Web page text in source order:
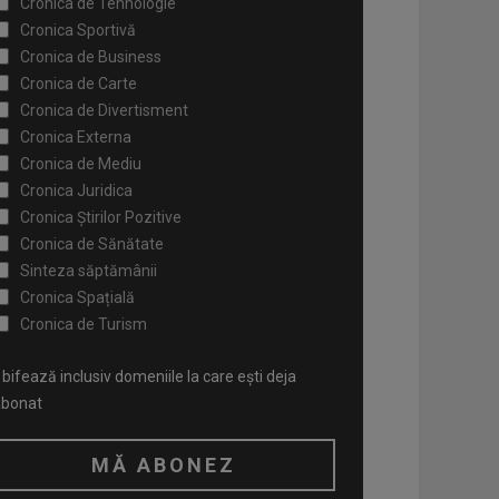
Cronica Sportivă
Cronica de Business
Cronica de Carte
Cronica de Divertisment
Cronica Externa
Cronica de Mediu
Cronica Juridica
Cronica Știrilor Pozitive
Cronica de Sănătate
Sinteza săptămânii
Cronica Spațială
Cronica de Turism
bifează inclusiv domeniile la care ești deja